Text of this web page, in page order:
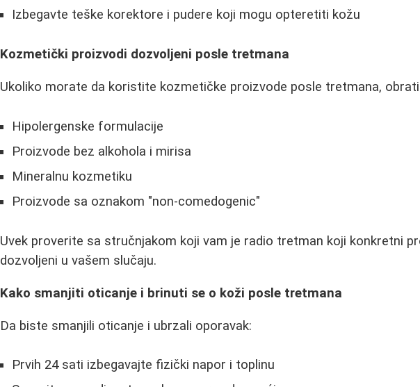
Izbegavte teške korektore i pudere koji mogu opteretiti kožu
Kozmetički proizvodi dozvoljeni posle tretmana
Ukoliko morate da koristite kozmetičke proizvode posle tretmana,
Hipolergenske formulacije
Proizvode bez alkohola i mirisa
Mineralnu kozmetiku
Proizvode sa oznakom "non-comedogenic"
Uvek proverite sa stručnjakom koji vam je radio tretman koji konkretni
dozvoljeni u vašem slučaju.
Kako smanjiti oticanje i brinuti se o koži posle tretmana
Da biste smanjili oticanje i ubrzali oporavak:
Prvih 24 sati izbegavajte fizički napor i toplinu